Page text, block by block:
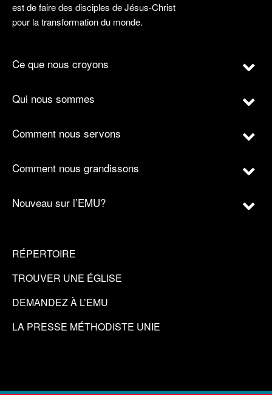
est de faire des disciples de Jésus-Christ
pour la transformation du monde.
Ce que nous croyons
Qui nous sommes
Comment nous servons
Comment nous grandissons
Nouveau sur l’EMU?
RÉPERTOIRE
TROUVER UNE ÉGLISE
DEMANDEZ À L’EMU
LA PRESSE MÉTHODISTE UNIE